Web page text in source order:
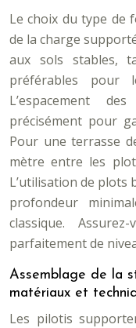
Le choix du type de
de la charge
aux sols stables,
préférables pour
L’espacement
précisément pour
Pour une terrasse
mètre entre les
L’utilisation de plots
profondeur
classique.
parfaitement de
Assemblage de la
matériaux et
Les pilotis